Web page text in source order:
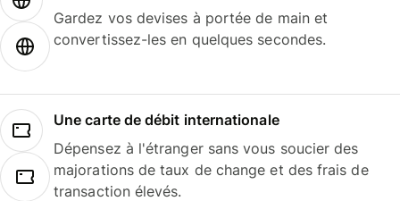
Gardez vos devises à portée de main et
convertissez-les en quelques secondes.
Une carte de débit internationale
Dépensez à l'étranger sans vous soucier des
majorations de taux de change et des frais de
transaction élevés.